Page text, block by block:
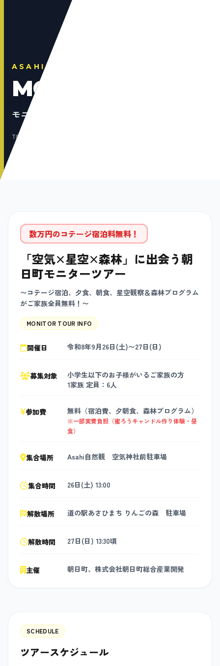
ASAHI SHIZENKAN
MONITOR TOUR
モニターツアー申し込み
TOP
数万円のコテージ宿泊料無料！
「空気×星空×森林」に出会う朝
日町モニターツアー
〜コテージ宿泊、夕食、朝食、星空観察＆森林プログラム
がご家族全員無料！〜
MONITOR TOUR INFO
開催日 令和8年9月26日(土)〜27日(日)
募集対象
小学生以下のお子様がいるご家族の方
1家族 定員：6人
参加費 無料（宿泊費、夕朝食、森林プログラム）
※一部実費負担（蜜ろうキャンドル作り体験・昼
食）
集合場所 Asahi自然観 空気神社前駐車場
集合時間 26日(土) 13:00
解散場所 道の駅あさひまち りんごの森 駐車場
解散時間 27日(日) 13:30頃
主催 朝日町、株式会社朝日町総合産業開発
SCHEDULE
ツアースケジュール